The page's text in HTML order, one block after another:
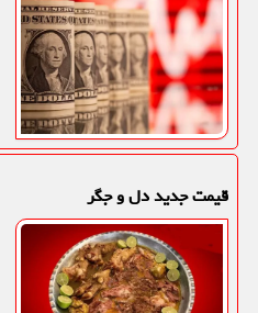
قیمت جدید دل و جگر